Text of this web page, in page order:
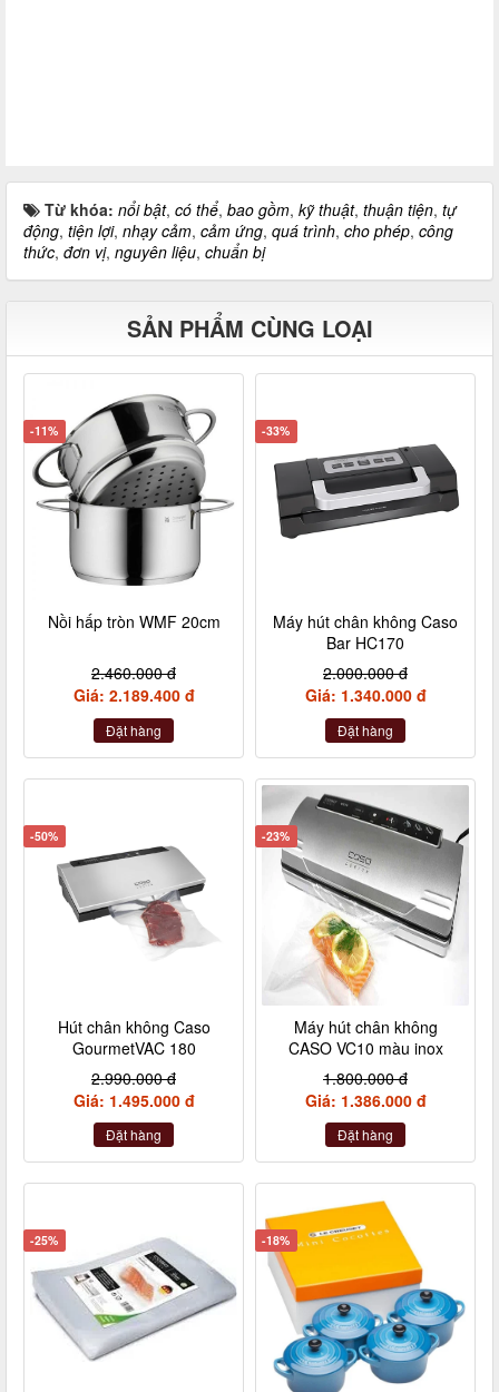
Từ khóa: nổi bật, có thể, bao gồm, kỹ thuật, thuận tiện, tự
động, tiện lợi, nhạy cảm, cảm ứng, quá trình, cho phép, công
thức, đơn vị, nguyên liệu, chuẩn bị
SẢN PHẨM CÙNG LOẠI
-11%
Nồi hấp tròn WMF 20cm
2.460.000 đ
Giá: 2.189.400 đ
Đặt hàng
-33%
Máy hút chân không Caso
Bar HC170
2.000.000 đ
Giá: 1.340.000 đ
Đặt hàng
-50%
Hút chân không Caso
GourmetVAC 180
2.990.000 đ
Giá: 1.495.000 đ
Đặt hàng
-23%
Máy hút chân không
CASO VC10 màu inox
1.800.000 đ
Giá: 1.386.000 đ
Đặt hàng
-25% -18%